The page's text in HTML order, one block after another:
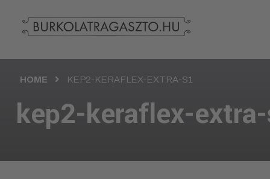
HOME KEP2-KERAFLEX-EXTRA-S1
kep2-keraflex-